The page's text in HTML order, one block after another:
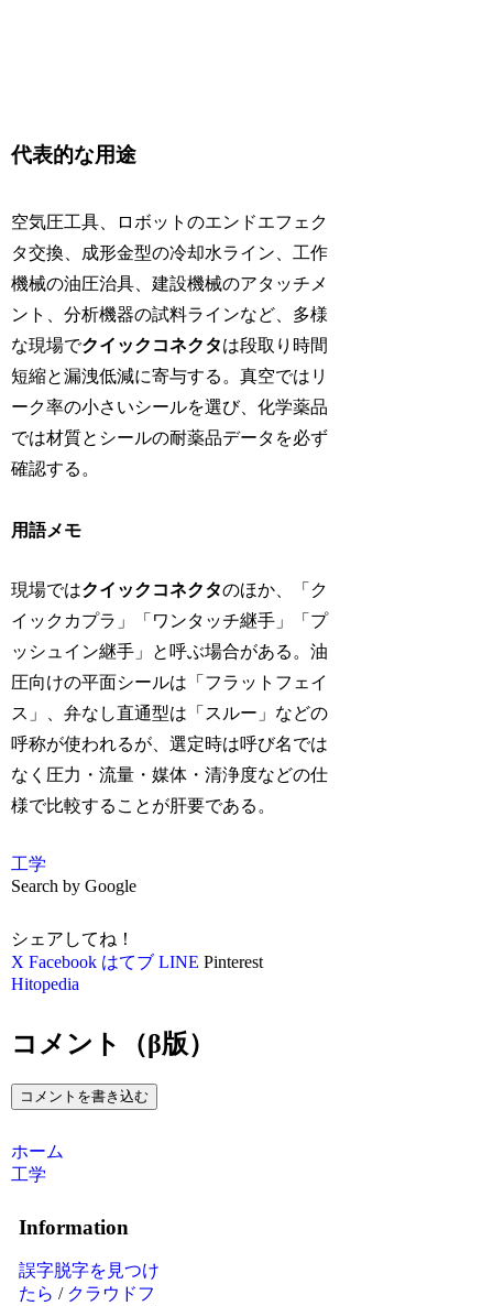
代表的な用途
空気圧工具、ロボットのエンドエフェク
タ交換、成形金型の冷却水ライン、工作
機械の油圧治具、建設機械のアタッチメ
ント、分析機器の試料ラインなど、多様
な現場でクイックコネクタは段取り時間
短縮と漏洩低減に寄与する。真空ではリ
ーク率の小さいシールを選び、化学薬品
では材質とシールの耐薬品データを必ず
確認する。
用語メモ
現場ではクイックコネクタのほか、「ク
イックカプラ」「ワンタッチ継手」「プ
ッシュイン継手」と呼ぶ場合がある。油
圧向けの平面シールは「フラットフェイ
ス」、弁なし直通型は「スルー」などの
呼称が使われるが、選定時は呼び名では
なく圧力・流量・媒体・清浄度などの仕
様で比較することが肝要である。
工学
Search by Google
シェアしてね！
X Facebook はてブ LINE Pinterest
Hitopedia
コメント（β版）
コメントを書き込む
ホーム
工学
Information
誤字脱字を見つけ
たら / クラウドフ